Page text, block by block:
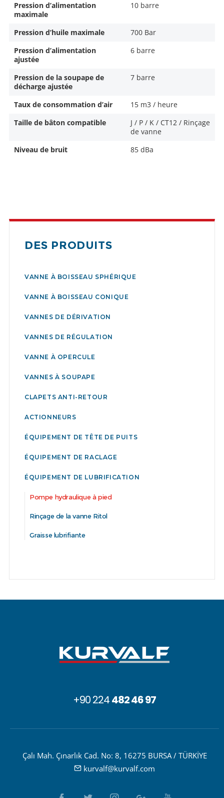
Pression d’alimentation
maximale
10 barre
Pression d’huile maximale
700 Bar
Pression d’alimentation
ajustée
6 barre
Pression de la soupape de
décharge ajustée
7 barre
Taux de consommation d’air
15 m3 / heure
Taille de bâton compatible
J / P / K / CT12 / Rinçage
de vanne
Niveau de bruit
85 dBa
DES PRODUITS
VANNE À BOISSEAU SPHÉRIQUE
VANNE À BOISSEAU CONIQUE
VANNES DE DÉRIVATION
VANNES DE RÉGULATION
VANNE À OPERCULE
VANNES À SOUPAPE
CLAPETS ANTI-RETOUR
ACTIONNEURS
ÉQUIPEMENT DE TÊTE DE PUITS
ÉQUIPEMENT DE RACLAGE
ÉQUIPEMENT DE LUBRIFICATION
Pompe hydraulique à pied
Rinçage de la vanne Ritol
Graisse lubrifiante
+90 224482 46 97
Çalı Mah. Çınarlık Cad. No: 8, 16275 BURSA / TÜRKİYE
kurvalf@kurvalf.com